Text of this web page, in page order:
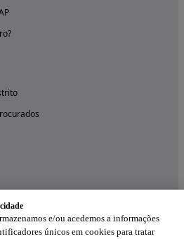
e/ou acedemos a informações
únicos em cookies para tratar